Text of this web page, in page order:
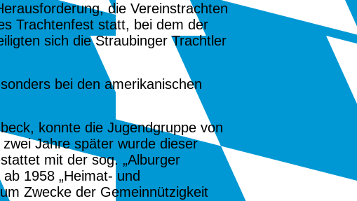
die Vereinstrachten
Trachtenfest statt, bei dem der
sich die Straubinger Trachtler
bei den amerikanischen
konnte die Jugendgruppe von
Jahre später wurde dieser
mit der sog. „Alburger
ab 1958 „Heimat- und
Zwecke der Gemeinnützigkeit